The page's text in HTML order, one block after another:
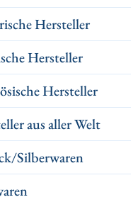
Hersteller
Hersteller
Hersteller
aus aller Welt
Silberwaren